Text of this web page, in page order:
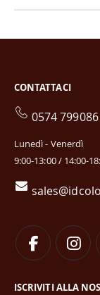
CONTATTACI
0574 799086
Lunedì - Venerdì
9:00-13:00 / 14:00-
ISCRIVITI ALLA